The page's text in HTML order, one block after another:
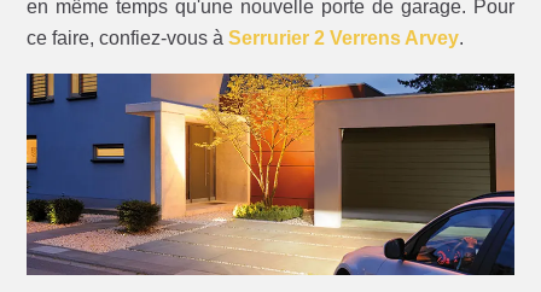
en même temps qu'une nouvelle porte de garage. Pour
ce faire, confiez-vous àSerrurier 2 Verrens Arvey.